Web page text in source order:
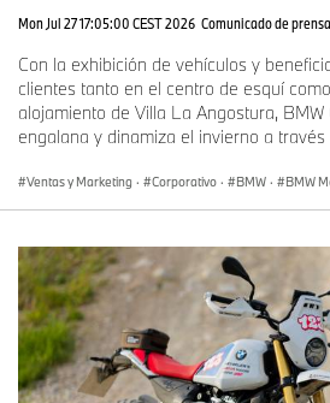
Mon Jul 27 17:05:00 CEST 2026 Comunicado de prensa
Con la exhibición de vehículos y
clientes tanto en el centro de esquí
alojamiento de Villa La Angostura,
engalana y dinamiza el invierno a
Ventas y Marketing · Corporativo · BMW · BMW